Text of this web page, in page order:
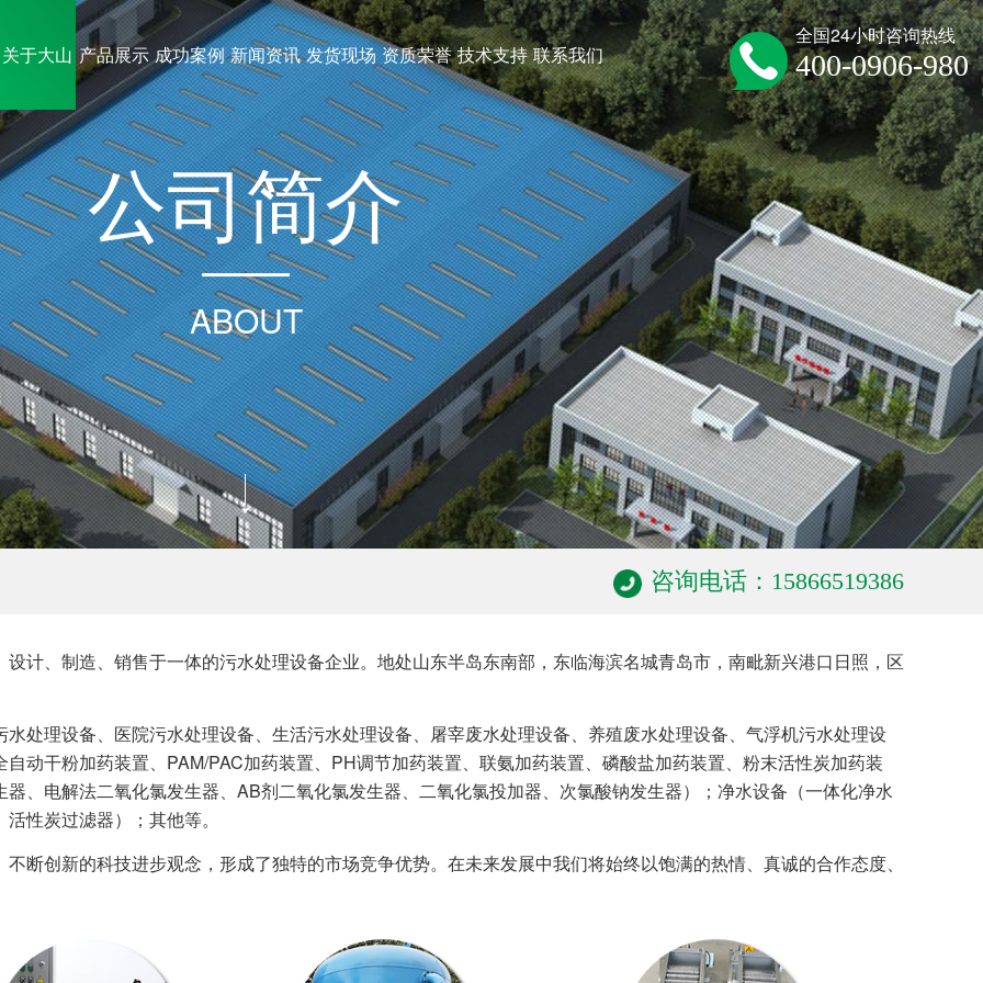
关于大山 产品展示 成功案例 新闻资讯 发货现场 资质荣誉 技术支持 联系我们
全国24小时咨询热线
400-0906-980
公司简介
ABOUT
咨询电话：15866519386
计、制造、销售于一体的污水处理设备企业。地处山东半岛东南部，东临海滨名城青岛市，南毗新兴港口日照，区
处理设备、医院污水处理设备、生活污水处理设备、屠宰废水处理设备、养殖废水处理设备、气浮机污水处理设
动干粉加药装置、PAM/PAC加药装置、PH调节加药装置、联氨加药装置、磷酸盐加药装置、粉末活性炭加药装
、电解法二氧化氯发生器、AB剂二氧化氯发生器、二氧化氯投加器、次氯酸钠发生器）；净水设备（一体化净水
性炭过滤器）；其他等。
断创新的科技进步观念，形成了独特的市场竞争优势。在未来发展中我们将始终以饱满的热情、真诚的合作态度、